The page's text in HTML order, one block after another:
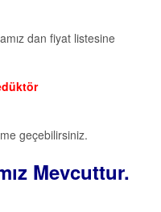
dan fiyat listesine
geçebilirsiniz.
Mevcuttur.